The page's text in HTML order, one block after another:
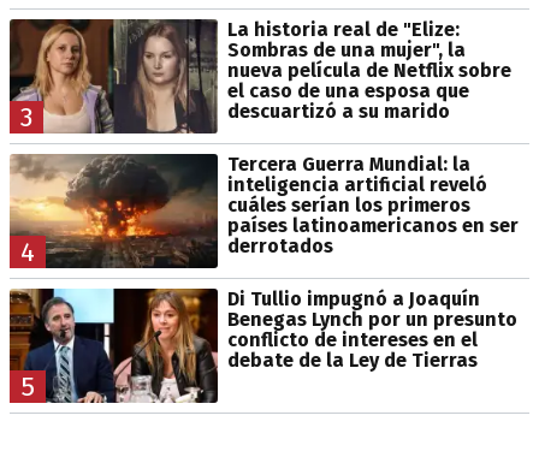
3
La historia real de "Elize:
Sombras de una mujer", la
nueva película de Netflix sobre
el caso de una esposa que
descuartizó a su marido
4
Tercera Guerra Mundial: la
inteligencia artificial reveló
cuáles serían los primeros
países latinoamericanos en ser
derrotados
5
Di Tullio impugnó a Joaquín
Benegas Lynch por un presunto
conflicto de intereses en el
debate de la Ley de Tierras